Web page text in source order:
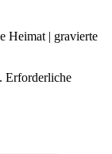
Heimat | gravierte
Erforderliche